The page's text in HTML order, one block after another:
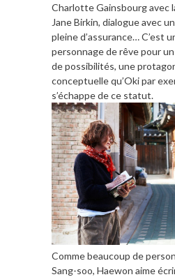
Charlotte Gainsbourg avec
Jane Birkin, dialogue avec
pleine d’assurance… C’est
personnage de rêve pour
de possibilités, une
conceptuelle qu’Oki par
s’échappe de ce statut.
Comme beaucoup de
Sang-soo, Haewon aime